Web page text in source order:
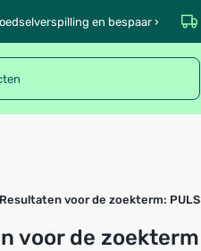
en bespaar ›
Resultaten voor de zoekterm: PULS
voor de zoekterm